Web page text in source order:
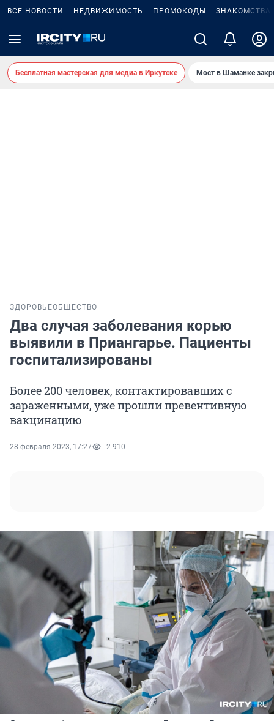
ВСЕ НОВОСТИ НЕДВИЖИМОСТЬ ПРОМОКОДЫ ЗНАКОМСТВА
Бесплатная мастерская для медиа в Иркутске Мост в Шаманке
ЗДОРОВЬЕОБЩЕСТВО
Два случая заболевания корью
выявили в Приангарье. Пациенты
госпитализированы
Более 200 человек, контактировавших с
зараженными, уже прошли превентивную
вакцинацию
28 февраля 2023, 17:27 2 910